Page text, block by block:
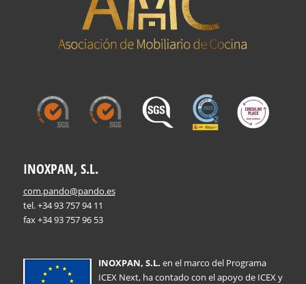
INOXPAN, S.L.
com.pando@pando.es
tel. +34 93 757 94 11
fax +34 93 757 96 53
INOXPAN, S.L. en el marco del Programa
ICEX Next, ha contado con el apoyo de ICEX y